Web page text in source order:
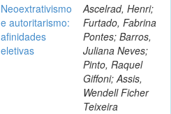
Neoextrativismo
e autoritarismo:
afinidades
eletivas
Ascelrad, Henri;
Furtado, Fabrina
Pontes; Barros,
Juliana Neves;
Pinto, Raquel
Giffoni; Assis,
Wendell Ficher
Teixeira